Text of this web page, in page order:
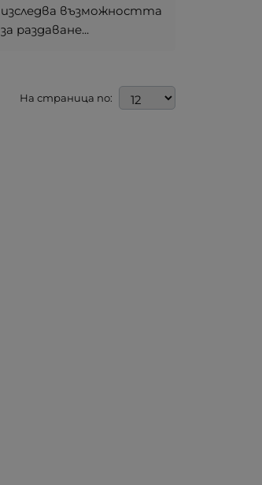
изследва възможността
за раздаване...
На страница по: